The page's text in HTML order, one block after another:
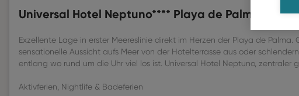
Universal Hotel Neptuno**** Playa de Palma
Exzellente Lage in erster Meereslinie direkt im Herzen der Playa de Palma.
sensationelle Aussicht aufs Meer von der Hotelterrasse aus oder
entlang wo rund um die Uhr viel los ist. Universal Hotel Neptuno, zentraler
Aktivferien, Nightlife & Badeferien